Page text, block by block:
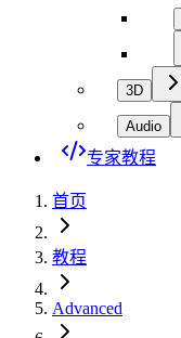
3D
Audio
专家教程
首页
教程
Advanced